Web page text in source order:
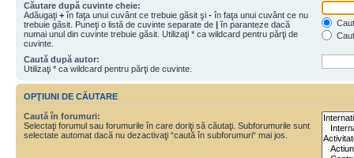
Căutare după cuvinte cheie:
Adăugaţi + în faţa unui cuvânt ce trebuie găsit şi - în faţa unui cuvânt ce nu
trebuie găsit. Puneţi o listă de cuvinte separate de | în paranteze dacă
numai unul din cuvinte trebuie găsit. Utilizaţi * ca wildcard pentru părţi de
cuvinte.
Caută după autor:
Utilizaţi * ca wildcard pentru părţi de cuvinte.
OPŢIUNI DE CĂUTARE
Caută în forumuri:
Selectaţi forumul sau forumurile în care doriţi să căutaţi. Subforumurile sunt
selectate automat dacă nu dezactivaţi “caută în subforumuri“ mai jos.